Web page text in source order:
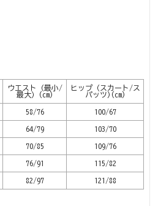
ウエスト（最小/
最大）(cm)
ヒップ（スカート/ス
パッツ)(cm)
58/76 100/67
64/79 103/70
70/85 109/76
76/91 115/82
82/97 121/88